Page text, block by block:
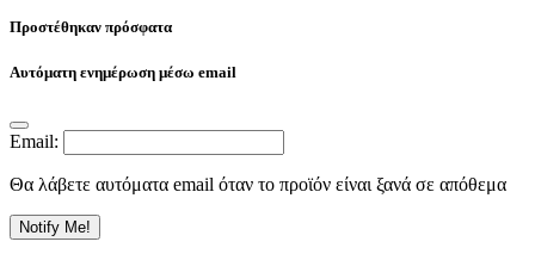
Προστέθηκαν πρόσφατα
Αυτόματη ενημέρωση μέσω email
Email:
Θα λάβετε αυτόματα email όταν το προϊόν είναι ξανά σε απόθεμα
Notify Me!